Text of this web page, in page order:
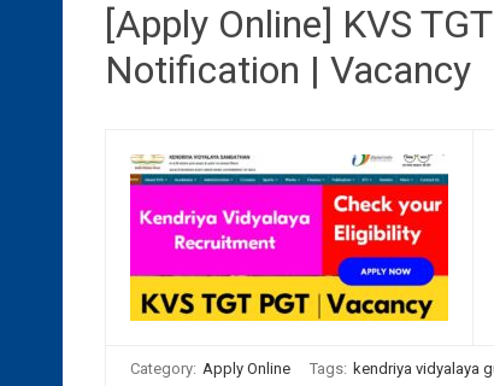
[Apply Online] KVS
Notification | Vacancy
Category: Apply Online Tags: kendriya vidyalaya